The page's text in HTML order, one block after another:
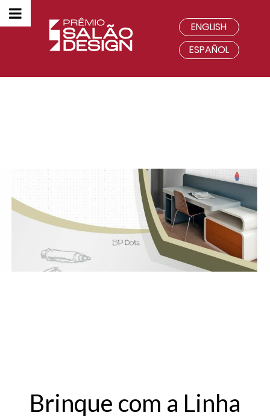
ENGLISH
ESPAÑOL
Brinque com a Linha